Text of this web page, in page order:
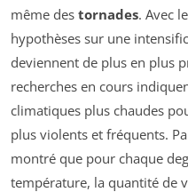
même des tornades. Avec
hypothèses sur une
deviennent de plus en plus
recherches en cours
climatiques plus chaudes
plus violents et fréquents.
montré que pour chaque
température, la quantité de